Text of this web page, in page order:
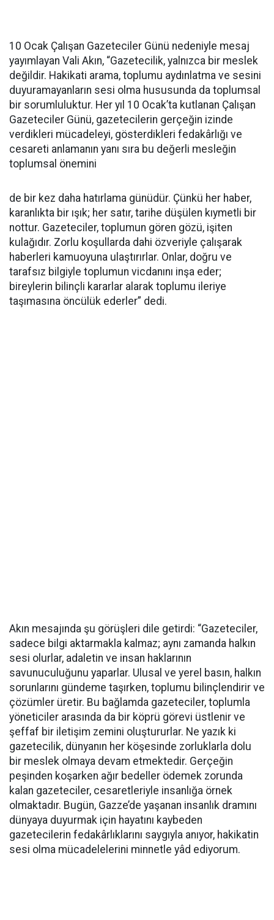
10 Ocak Çalışan Gazeteciler Günü nedeniyle mesaj
yayımlayan Vali Akın, “Gazetecilik, yalnızca bir meslek
değildir. Hakikati arama, toplumu aydınlatma ve sesini
duyuramayanların sesi olma hususunda da toplumsal
bir sorumluluktur. Her yıl 10 Ocak’ta kutlanan Çalışan
Gazeteciler Günü, gazetecilerin gerçeğin izinde
verdikleri mücadeleyi, gösterdikleri fedakârlığı ve
cesareti anlamanın yanı sıra bu değerli mesleğin
toplumsal önemini
de bir kez daha hatırlama günüdür. Çünkü her haber,
karanlıkta bir ışık; her satır, tarihe düşülen kıymetli bir
nottur. Gazeteciler, toplumun gören gözü, işiten
kulağıdır. Zorlu koşullarda dahi özveriyle çalışarak
haberleri kamuoyuna ulaştırırlar. Onlar, doğru ve
tarafsız bilgiyle toplumun vicdanını inşa eder;
bireylerin bilinçli kararlar alarak toplumu ileriye
taşımasına öncülük ederler” dedi.
Akın mesajında şu görüşleri dile getirdi: “Gazeteciler,
sadece bilgi aktarmakla kalmaz; aynı zamanda halkın
sesi olurlar, adaletin ve insan haklarının
savunuculuğunu yaparlar. Ulusal ve yerel basın, halkın
sorunlarını gündeme taşırken, toplumu bilinçlendirir ve
çözümler üretir. Bu bağlamda gazeteciler, toplumla
yöneticiler arasında da bir köprü görevi üstlenir ve
şeffaf bir iletişim zemini oluştururlar. Ne yazık ki
gazetecilik, dünyanın her köşesinde zorluklarla dolu
bir meslek olmaya devam etmektedir. Gerçeğin
peşinden koşarken ağır bedeller ödemek zorunda
kalan gazeteciler, cesaretleriyle insanlığa örnek
olmaktadır. Bugün, Gazze’de yaşanan insanlık dramını
dünyaya duyurmak için hayatını kaybeden
gazetecilerin fedakârlıklarını saygıyla anıyor, hakikatin
sesi olma mücadelelerini minnetle yâd ediyorum.